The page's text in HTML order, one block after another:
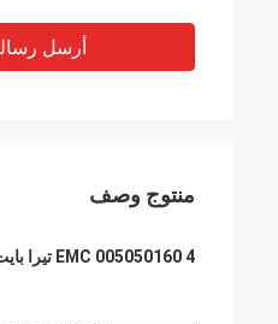
أرسل
منتوج وصف
EMC 005050160 4 تيرا بايت 7.2 كيلو 6 جرام sas 3.5 lff التبديل السريع لسلسلة نطاق البيانات DD 2T ES30